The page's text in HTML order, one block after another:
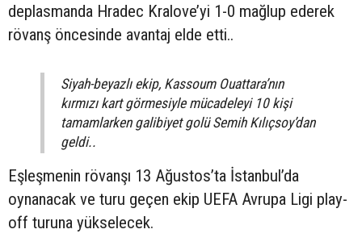
deplasmanda Hradec Kralove’yi 1-0 mağlup ederek
rövanş öncesinde avantaj elde etti..
Siyah-beyazlı ekip, Kassoum Ouattara’nın
kırmızı kart görmesiyle mücadeleyi 10 kişi
tamamlarken galibiyet golü Semih Kılıçsoy’dan
geldi..
Eşleşmenin rövanşı 13 Ağustos’ta İstanbul’da
oynanacak ve turu geçen ekip UEFA Avrupa Ligi play-
off turuna yükselecek.